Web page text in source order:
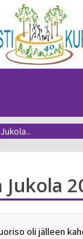
oli jälleen